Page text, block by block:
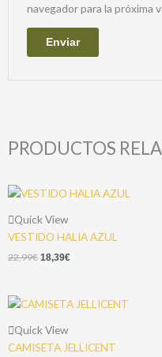
navegador para la próxima
PRODUCTOS
Quick View
VESTIDO HALIA AZUL
22,99€ 18,39€
Quick View
CAMISETA JELLICENT